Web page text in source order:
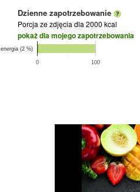
Dzienne zapotrzebowanie
Porcja ze zdjęcia dla 2000 kcal
pokaż dla mojego zapotrzebowania
0 100
energia (2 %)